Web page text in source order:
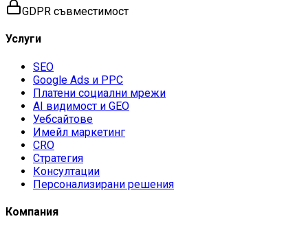
GDPR съвместимост
Услуги
SEO
Google Ads и PPC
Платени социални мрежи
AI видимост и GEO
Уебсайтове
Имейл маркетинг
CRO
Стратегия
Консултации
Персонализирани решения
Компания